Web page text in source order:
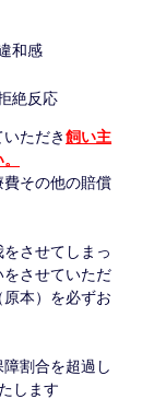
和感
絶反応
いただき飼い主
その他の賠償
させてしまっ
をさせていただ
本）を必ずお
割合を超過し
します